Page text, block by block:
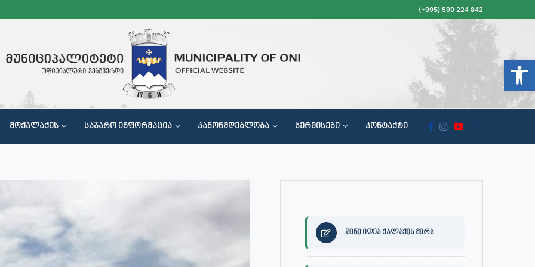
(+995) 599 224 842
ᲛᲝᲥᲐᲚᲐᲥᲔᲡ ᲡᲐᲯᲐᲠᲝ ᲘᲜᲤᲝᲠᲛᲐᲪᲘᲐ ᲙᲐᲜᲝᲜᲛᲓᲔᲑᲚᲝᲑᲐ ᲡᲔᲠᲕᲘᲡᲔᲑᲘ ᲙᲝᲜᲢᲐᲥᲢᲘ
შენი იდეა ქალაქის მერს